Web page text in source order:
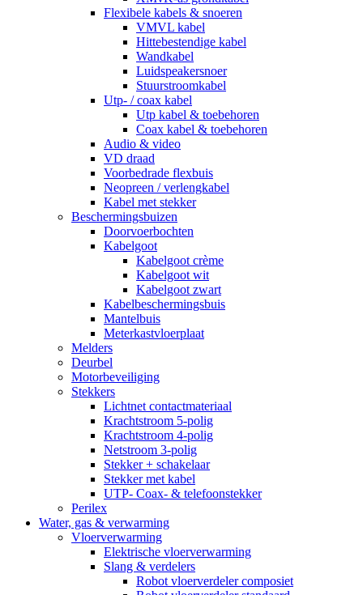
Flexibele kabels & snoeren
VMVL kabel
Hittebestendige kabel
Wandkabel
Luidspeakersnoer
Stuurstroomkabel
Utp- / coax kabel
Utp kabel & toebehoren
Coax kabel & toebehoren
Audio & video
VD draad
Voorbedrade flexbuis
Neopreen / verlengkabel
Kabel met stekker
Beschermingsbuizen
Doorvoerbochten
Kabelgoot
Kabelgoot crème
Kabelgoot wit
Kabelgoot zwart
Kabelbeschermingsbuis
Mantelbuis
Meterkastvloerplaat
Melders
Deurbel
Motorbeveiliging
Stekkers
Lichtnet contactmateriaal
Krachtstroom 5-polig
Krachtstroom 4-polig
Netstroom 3-polig
Stekker + schakelaar
Stekker met kabel
UTP- Coax- & telefoonstekker
Perilex
Water, gas & verwarming
Vloerverwarming
Elektrische vloerverwarming
Slang & verdelers
Robot vloerverdeler composiet